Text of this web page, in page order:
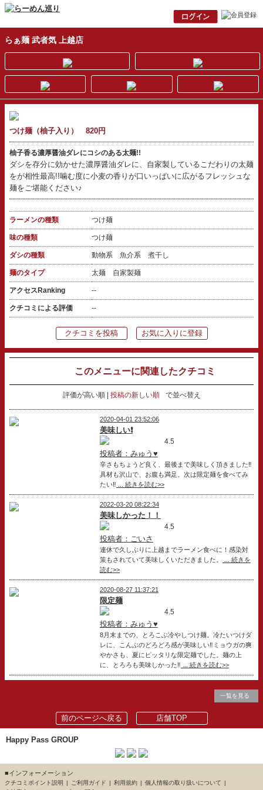
らぁ麺 武者気 上越店
つけ麺（柚子入り） 820円
柚子香る濃厚醤油ダレにコシのある太麺!!
ダシを存分に効かせた濃厚醤油ダレに、自家製しているこだわりの太麺
をが相性最高!!噛む度に小麦の香りが口いっぱいに広がるフレッシュな
麺をご堪能ください♪
ラーメンの種類 つけ麺
味の種類 つけ麺
ダシの種類 動物系 魚介系 煮干し
麺のタイプ 太麺 自家製麺
アクセスRanking --
クチコミによる評価 --
クチコミを投稿 お気に入りに登録
このメニューに関連したクチコミ
評価が高い順 投稿の新しい順 で並べ替え
2020-04-01 23:52:06
美味しい❗
4.5
投稿者：みゅう♥
辛さもちょうど良く、最後まで美味しく頂きました‼️
具材も沢山で、お腹も満足。次は限定麺を食べてみ
たい‼️ ... 続きを読む>>
2022-03-20 08:22:34
美味しかった！！
4.5
投稿者：ごいさ
連休で久しぶりに上越までラーメン食べに！感染対
策もされていて美味しくいただきました。
... 続きを
読む>>
2020-08-27 11:37:21
限定麺
4.5
投稿者：みゅう♥
8月末までの、とろこぶ冷やしつけ麺。冷たいつけダ
レに、こんぶのどろどろ感が美味しい‼️ミョウガの爽
やかさも、夏にピッタリな限定麺でした。麺の上
に、とろろも美味しかった‼️ ... 続きを読む>>
一覧を見る
前のページへ戻る 店舗TOP
Happy Pass GROUP
■インフォーメーション
クチコミポイント説明 ご利用ガイド 利用規約
個人情報の取り扱いについて